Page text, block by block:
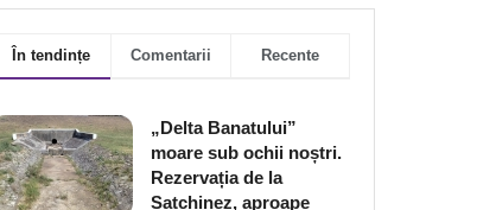
În tendințe Comentarii Recente
„Delta Banatului”
moare sub ochii noștri.
Rezervația de la
Satchinez, aproape